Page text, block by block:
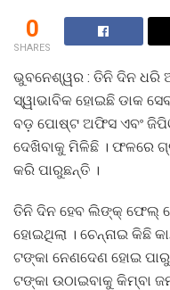
0
SHARES
ଭୁବନେଶ୍ୱର : ତିନି ଦିନ ଧରି
ସ୍ୱାଭାବିକ ହୋଇଛି ଡାକ
ବଡ଼ ପୋଷ୍ଟ ଅଫିସ ଏବଂ
ଦେଖିବାକୁ ମିଳିଛି । ଫଳରେ
କରି ପାରୁଛନ୍ତି ।
ତିନି ଦିନ ହେବ ଲିଙ୍କ୍ ଫେଲ୍
ହୋଇଥିଲା । ଚେନ୍ନାଇ କିଛି
ଟଙ୍କା ନେଣଦେଣ ହୋଇ
ଟଙ୍କା ଉଠାଇବାକୁ କିମ୍ବା